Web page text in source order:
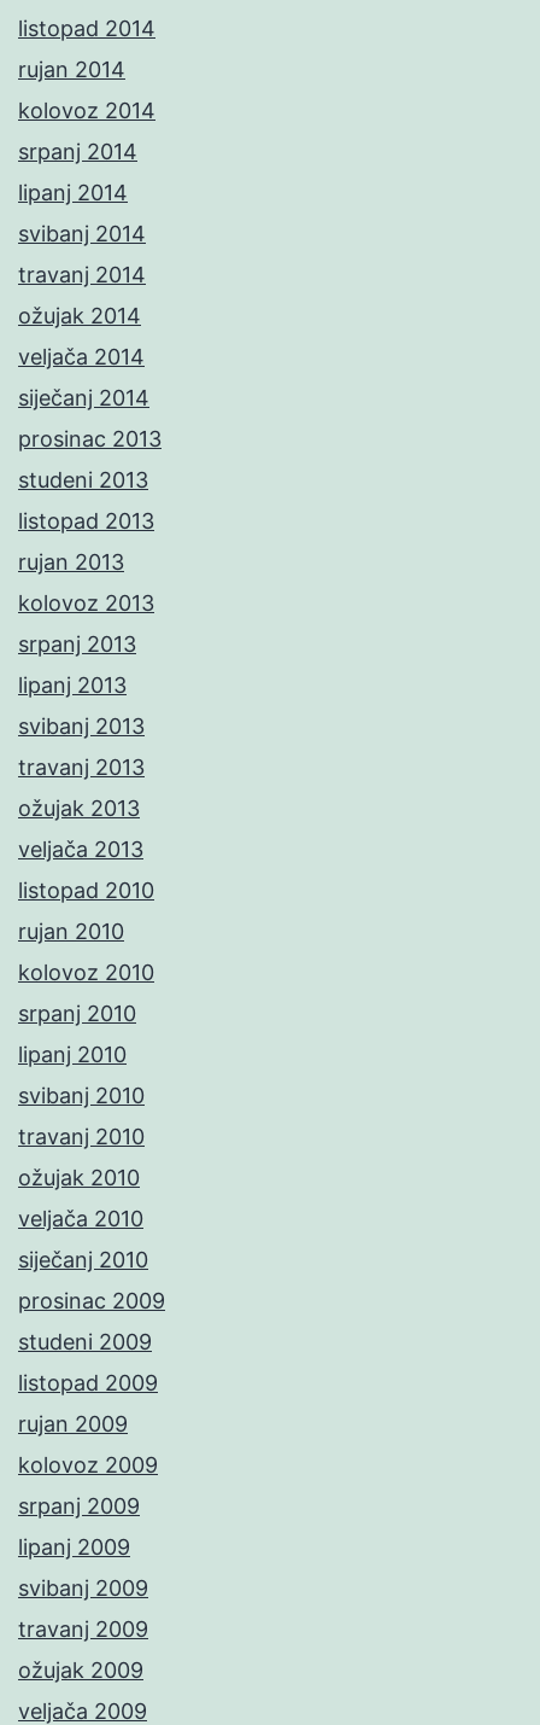
listopad 2014
rujan 2014
kolovoz 2014
srpanj 2014
lipanj 2014
svibanj 2014
travanj 2014
ožujak 2014
veljača 2014
siječanj 2014
prosinac 2013
studeni 2013
listopad 2013
rujan 2013
kolovoz 2013
srpanj 2013
lipanj 2013
svibanj 2013
travanj 2013
ožujak 2013
veljača 2013
listopad 2010
rujan 2010
kolovoz 2010
srpanj 2010
lipanj 2010
svibanj 2010
travanj 2010
ožujak 2010
veljača 2010
siječanj 2010
prosinac 2009
studeni 2009
listopad 2009
rujan 2009
kolovoz 2009
srpanj 2009
lipanj 2009
svibanj 2009
travanj 2009
ožujak 2009
veljača 2009